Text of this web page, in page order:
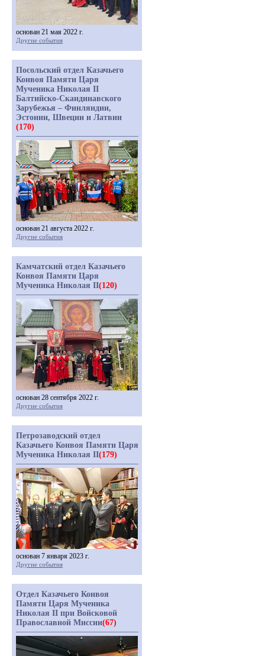
основан 21 мая 2022 г.
Другие события
Посольский отдел Казачьего
Конвоя Памяти Царя
Мученика Николая II
Балтийско-Скандинавского
Зарубежья – Финляндии,
Эстонии, Швеции и Латвии
(170)
основан 21 августа 2022 г.
Другие события
Камчатский отдел Казачьего
Конвоя Памяти Царя
Мученика Николая II(120)
основан 28 сентября 2022 г.
Другие события
Петрозаводский отдел
Казачьего Конвоя Памяти Царя
Мученика Николая II(179)
основан 7 января 2023 г.
Другие события
Отдел Казачьего Конвоя
Памяти Царя Мученика
Николая II при Войсковой
Православной Миссии(67)